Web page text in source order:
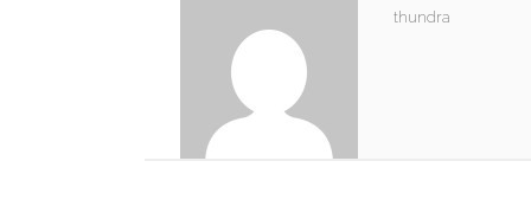
thundra